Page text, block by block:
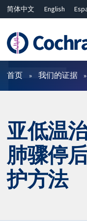
简体中文 English
ไทย
繁體中文
过滤
首页 我们的证据
亚低温
肺骤停
护方法